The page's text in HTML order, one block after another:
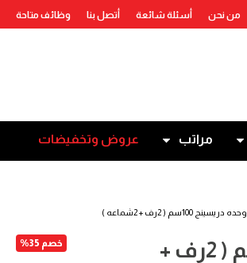
من نحن أسئلة شائعة أتصل بنا وظائف متاحة
مراتب عروض وتخفيضات
وحده دريسينج 100سم ( 2رف + 2شماعه )
وحده دريسينج 100سم ( 2رف +
خصم 35%